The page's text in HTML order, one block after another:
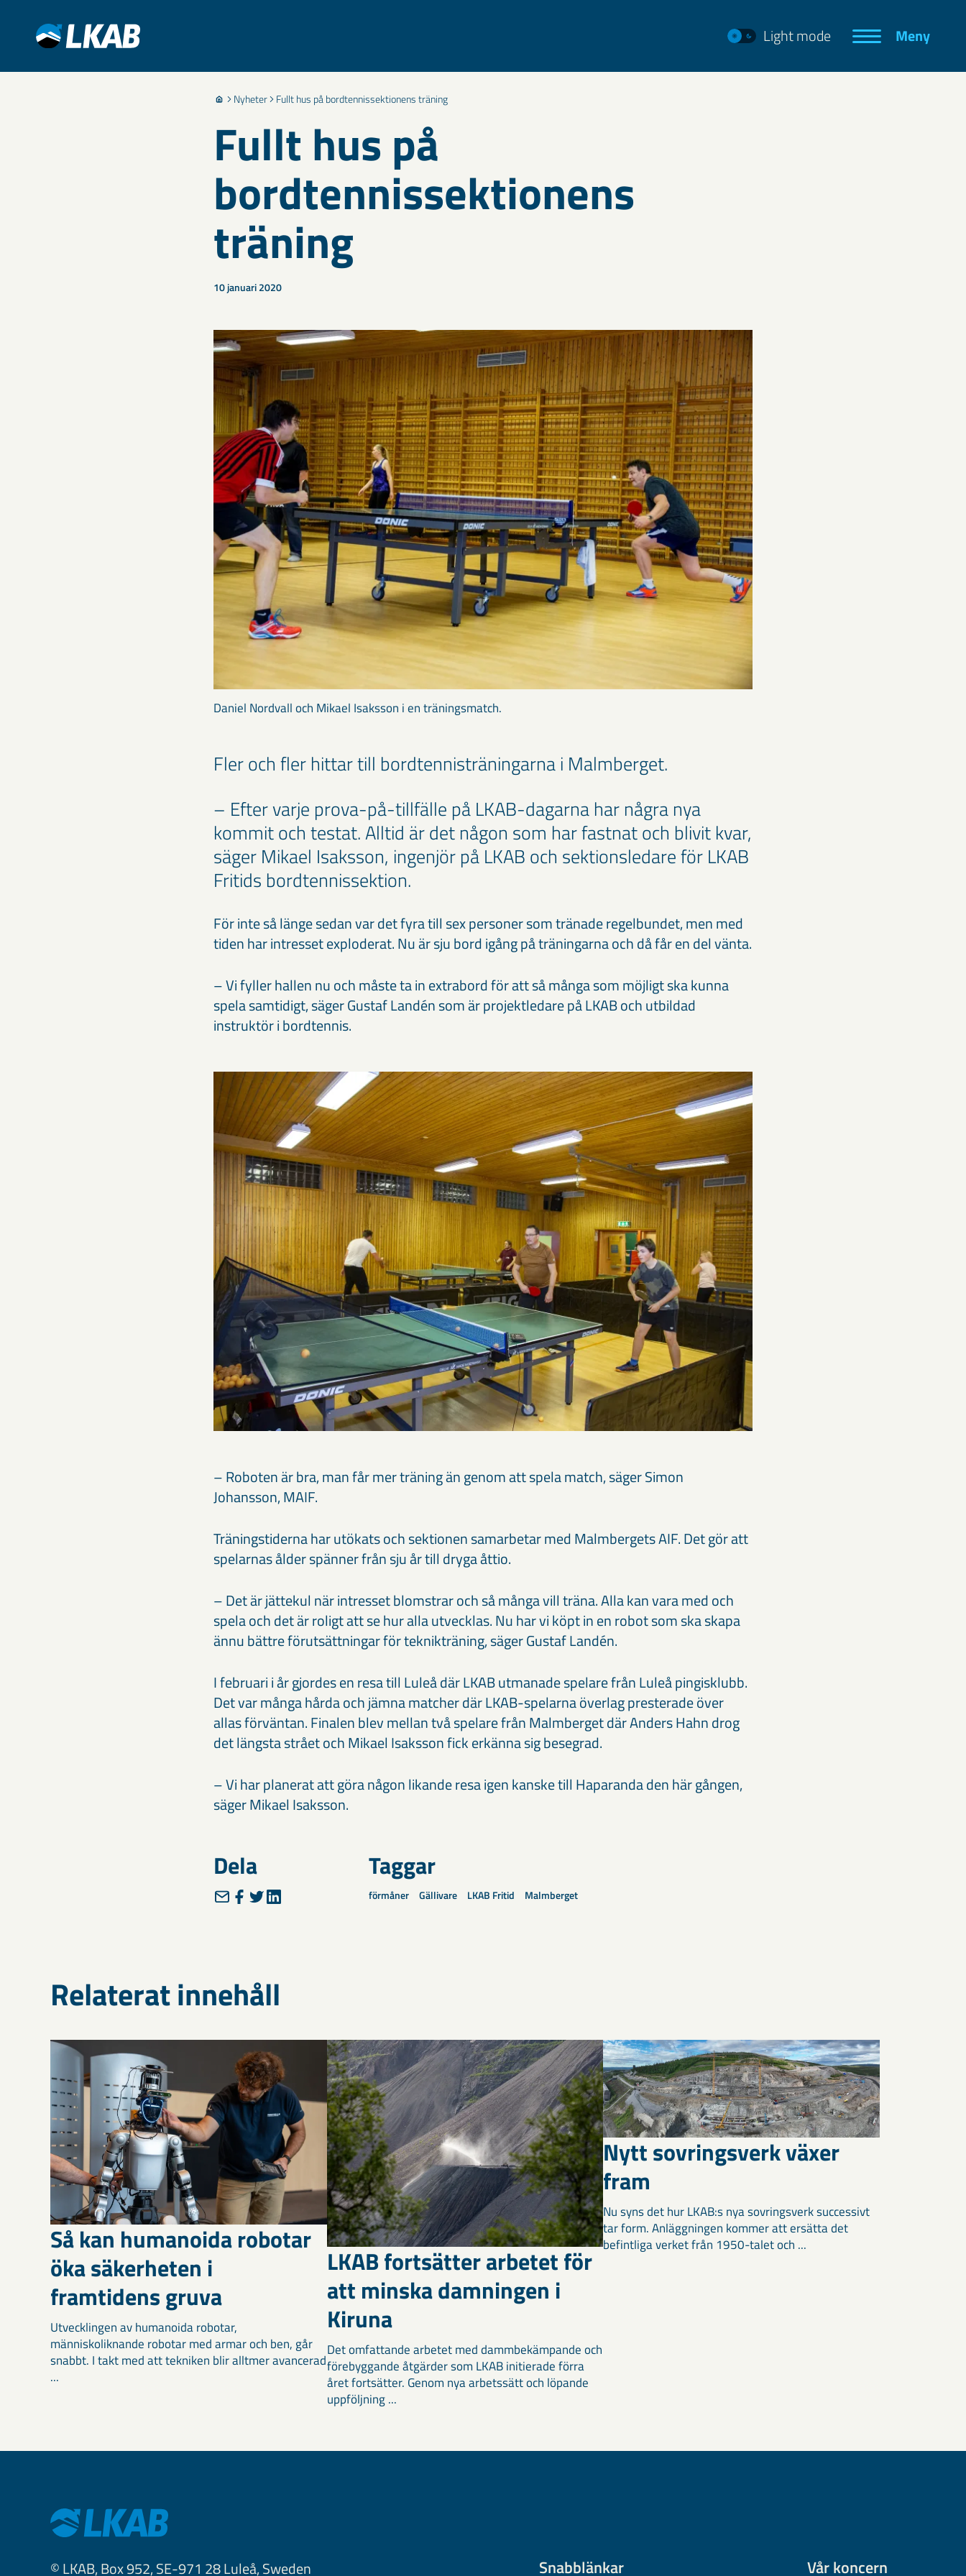
Light mode Meny
Nyheter Fullt hus på bordtennissektionens träning
Fullt hus på
bordtennissektionens
träning
10 januari 2020
Daniel Nordvall och Mikael Isaksson i en träningsmatch.
Fler och fler hittar till bordtennisträningarna i Malmberget.
– Efter varje prova-på-tillfälle på LKAB-dagarna har några nya
kommit och testat. Alltid är det någon som har fastnat och blivit kvar,
säger Mikael Isaksson, ingenjör på LKAB och sektionsledare för LKAB
Fritids bordtennissektion.
För inte så länge sedan var det fyra till sex personer som tränade regelbundet, men med
tiden har intresset exploderat. Nu är sju bord igång på träningarna och då får en del vänta.
– Vi fyller hallen nu och måste ta in extrabord för att så många som möjligt ska kunna
spela samtidigt, säger Gustaf Landén som är projektledare på LKAB och utbildad
instruktör i bordtennis.
– Roboten är bra, man får mer träning än genom att spela match, säger Simon
Johansson, MAIF.
Träningstiderna har utökats och sektionen samarbetar med Malmbergets AIF. Det gör att
spelarnas ålder spänner från sju år till dryga åttio.
– Det är jättekul när intresset blomstrar och så många vill träna. Alla kan vara med och
spela och det är roligt att se hur alla utvecklas. Nu har vi köpt in en robot som ska skapa
ännu bättre förutsättningar för teknikträning, säger Gustaf Landén.
I februari i år gjordes en resa till Luleå där LKAB utmanade spelare från Luleå pingisklubb.
Det var många hårda och jämna matcher där LKAB-spelarna överlag presterade över
allas förväntan. Finalen blev mellan två spelare från Malmberget där Anders Hahn drog
det längsta strået och Mikael Isaksson fick erkänna sig besegrad.
– Vi har planerat att göra någon likande resa igen kanske till Haparanda den här gången,
säger Mikael Isaksson.
Dela Taggar
förmåner Gällivare LKAB Fritid Malmberget
Relaterat innehåll
Så kan humanoida robotar
öka säkerheten i
framtidens gruva
Utvecklingen av humanoida robotar,
människoliknande robotar med armar och ben, går
snabbt. I takt med att tekniken blir alltmer avancerad
...
LKAB fortsätter arbetet för
att minska damningen i
Kiruna
Det omfattande arbetet med dammbekämpande och
förebyggande åtgärder som LKAB initierade förra
året fortsätter. Genom nya arbetssätt och löpande
uppföljning ...
Nytt sovringsverk växer
fram
Nu syns det hur LKAB:s nya sovringsverk successivt
tar form. Anläggningen kommer att ersätta det
befintliga verket från 1950-talet och ...
© LKAB, Box 952, SE-971 28 Luleå, Sweden Snabblänkar Vår koncern